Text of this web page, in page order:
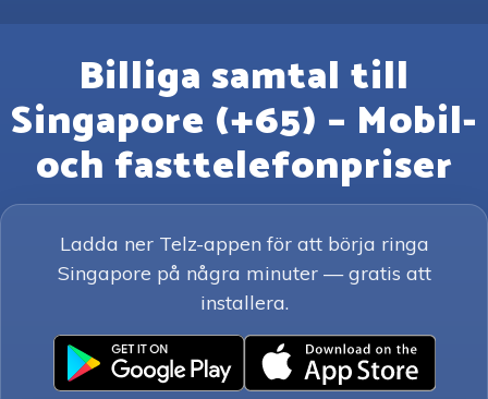
Billiga samtal till
Singapore (+65) – Mobil-
och fasttelefonpriser
Ladda ner Telz-appen för att börja ringa
Singapore på några minuter — gratis att
installera.